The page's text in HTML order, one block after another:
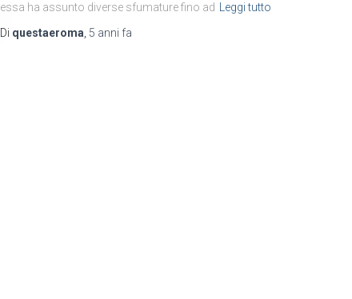
essa ha assunto diverse sfumature fino ad
Leggi tutto
Di questaeroma 5 anni fa